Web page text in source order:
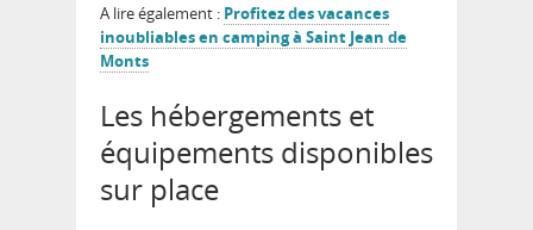
A lire également : Profitez des vacances
inoubliables en camping à Saint Jean de
Monts
Les hébergements et
équipements disponibles
sur place